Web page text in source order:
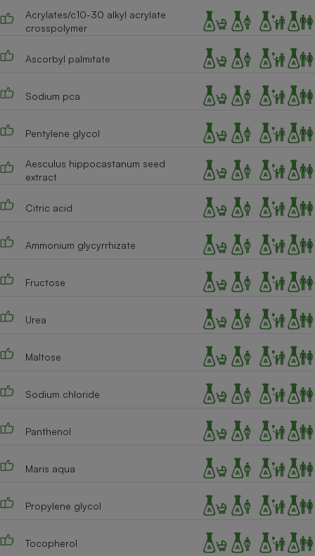
Acrylates/c10-30 alkyl acrylate
crosspolymer
Ascorbyl palmitate
Sodium pca
Pentylene glycol
Aesculus hippocastanum seed
extract
Citric acid
Ammonium glycyrrhizate
Fructose
Urea
Maltose
Sodium chloride
Panthenol
Maris aqua
Propylene glycol
Tocopherol